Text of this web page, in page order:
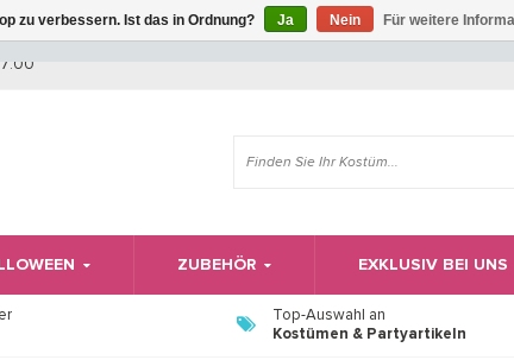
haben Betriebsferien, daher können Sie derzeit nicht bestellen.
ZUBEHÖR EXKLUSIV BEI UNS
Top-Auswahl an
Kostümen & Partyartikeln
zu verbessern. Ist das in Ordnung? Ja Nein Für weitere